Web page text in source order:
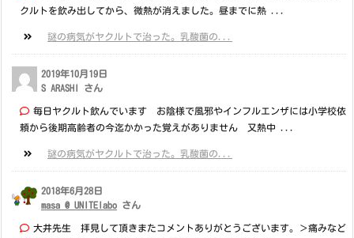
クルトを飲み出してから、微熱が消えました。昼までに熱 ...
謎の病気がヤクルトで治った。乳酸菌の...
2019年10月19日
S ARASHI さん
毎日ヤクルト飲んでいます お陰様で風邪やインフルエンザには小学校依
頼から後期高齢者の今迄かかった覚えがありません 又熱中 ...
謎の病気がヤクルトで治った。乳酸菌の...
2018年6月28日
masa @ UNITElabo さん
大井先生 拝見して頂きまたコメントありがとうございます。＞痛みなど